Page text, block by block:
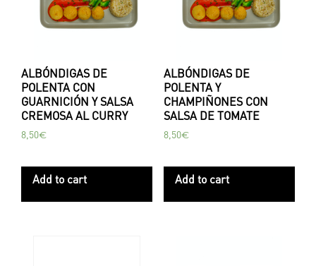
ALBÓNDIGAS DE
POLENTA CON
GUARNICIÓN Y SALSA
CREMOSA AL CURRY
8,50€
Add to cart
ALBÓNDIGAS DE
POLENTA Y
CHAMPIÑONES CON
SALSA DE TOMATE
8,50€
Add to cart